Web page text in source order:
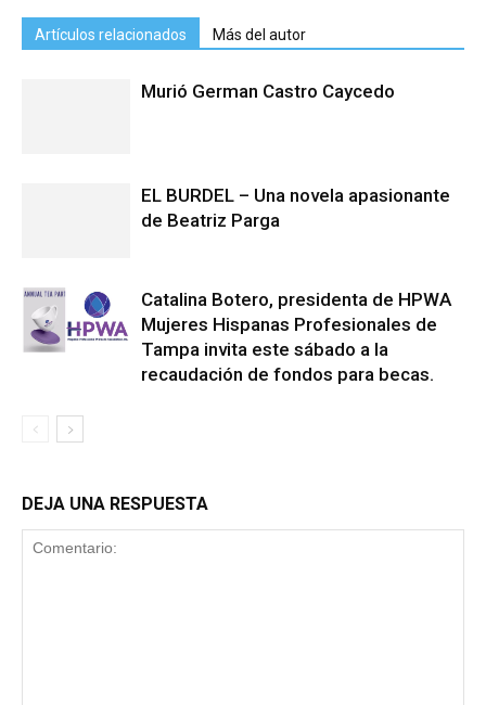
Artículos relacionados Más del autor
Murió German Castro Caycedo
EL BURDEL – Una novela apasionante
de Beatriz Parga
Catalina Botero, presidenta de HPWA
Mujeres Hispanas Profesionales de
Tampa invita este sábado a la
recaudación de fondos para becas.
DEJA UNA RESPUESTA